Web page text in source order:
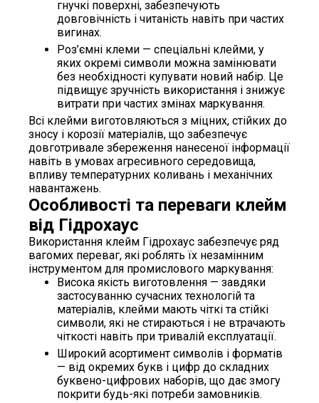
гнучкі поверхні, забезпечують
довговічність і читаність навіть при частих
вигинах.
Роз’ємні клеми — спеціальні клейми, у
яких окремі символи можна замінювати
без необхідності купувати новий набір. Це
підвищує зручність використання і знижує
витрати при частих змінах маркування.
Всі клейми виготовляються з міцних, стійких до
зносу і корозії матеріалів, що забезпечує
довготривале збереження нанесеної інформації
навіть в умовах агресивного середовища,
впливу температурних коливань і механічних
навантажень.
Особливості та переваги клейм
від Гідрохаус
Використання клейм Гідрохаус забезпечує ряд
вагомих переваг, які роблять їх незамінним
інструментом для промислового маркування:
Висока якість виготовлення — завдяки
застосуванню сучасних технологій та
матеріалів, клейми мають чіткі та стійкі
символи, які не стираються і не втрачають
чіткості навіть при тривалій експлуатації.
Широкий асортимент символів і форматів
— від окремих букв і цифр до складних
буквено-цифрових наборів, що дає змогу
покрити будь-які потреби замовників.